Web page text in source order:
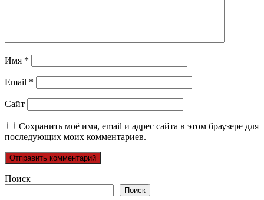
Имя *
Email *
Сайт
Сохранить моё имя, email и адрес сайта в этом браузере для
последующих моих комментариев.
Поиск
Поиск